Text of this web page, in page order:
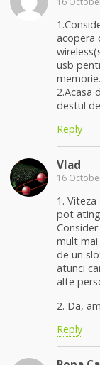
acopera
usb
memorie.
2.Acasa
destul
Reply
Vlad
16
1.
pot
mult
de un
atunci
alte
2. Da,
Reply